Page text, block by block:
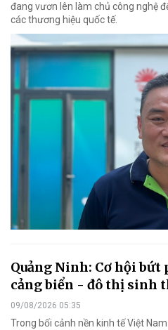
đang vươn lên làm chủ công nghệ
các thương hiệu quốc tế.
Quảng Ninh: Cơ hội bứt
cảng biển - đô thị sinh
09/08/2026 05:35
Trong bối cảnh nền kinh tế Việt